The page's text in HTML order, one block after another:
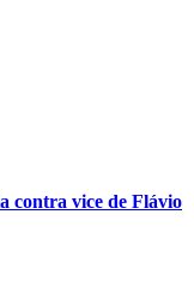
contra vice de Flávio